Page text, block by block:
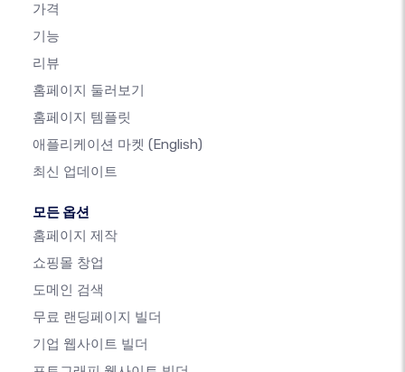
가격
기능
리뷰
홈페이지 둘러보기
홈페이지 템플릿
애플리케이션 마켓 (English)
최신 업데이트
모든 옵션
홈페이지 제작
쇼핑몰 창업
도메인 검색
무료 랜딩페이지 빌더
기업 웹사이트 빌더